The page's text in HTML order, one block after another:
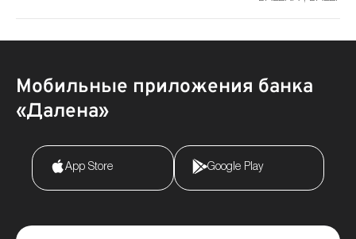
Мобильные приложения банка
«Далена»
App Store Google Play